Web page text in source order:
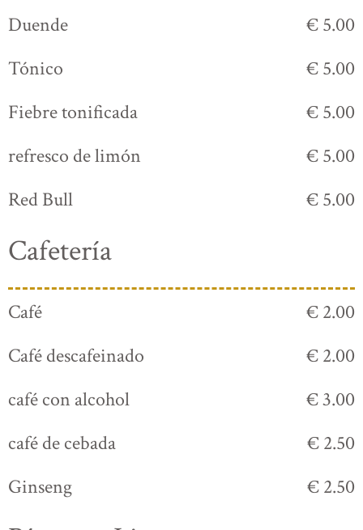
Duende
€ 5.00
Tónico
€ 5.00
Fiebre tonificada
€ 5.00
refresco de limón
€ 5.00
Red Bull
€ 5.00
Cafetería
Café
€ 2.00
Café descafeinado
€ 2.00
café con alcohol
€ 3.00
café de cebada
€ 2.50
Ginseng
€ 2.50